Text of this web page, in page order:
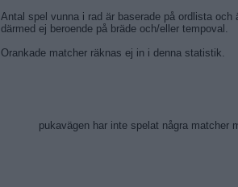
Antal spel vunna i rad är baserade på ordlista och
därmed ej beroende på bräde och/eller tempoval.
Orankade matcher räknas ej in i denna statistik.
pukavägen har inte spelat några matcher